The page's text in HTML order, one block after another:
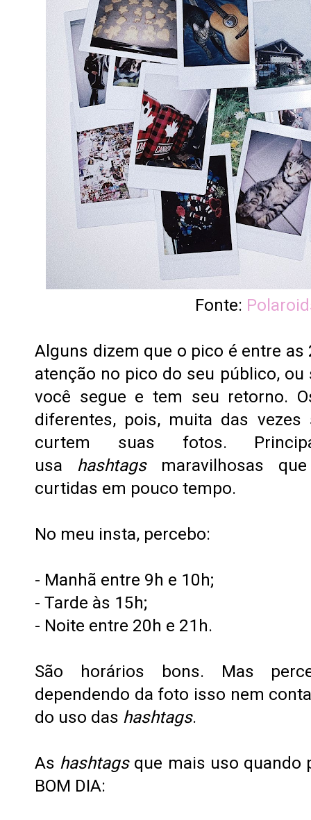
Fonte:
Alguns dizem que o pico é entre as
atenção no pico do seu público, ou
você segue e tem seu retorno.
diferentes, pois, muita das vezes
curtem suas fotos.
usa hashtags maravilhosas
curtidas em pouco tempo.
No meu insta, percebo:
- Manhã entre 9h e 10h;
- Tarde às 15h;
- Noite entre 20h e 21h.
São horários bons. Mas
dependendo da foto isso nem
do uso das hashtags.
As hashtags que mais uso quando
BOM DIA: